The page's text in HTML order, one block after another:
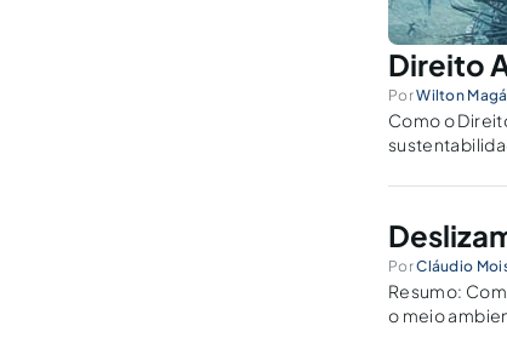
Direito
PorWilton
Como o
PorCláudio
Resumo:
o meio